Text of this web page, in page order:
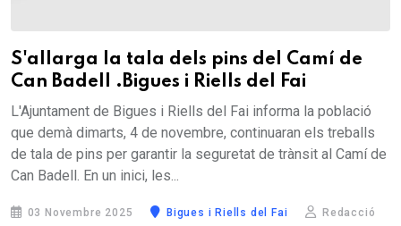
S'allarga la tala dels pins del Camí de
Can Badell .Bigues i Riells del Fai
L'Ajuntament de Bigues i Riells del Fai informa la població
que demà dimarts, 4 de novembre, continuaran els treballs
de tala de pins per garantir la seguretat de trànsit al Camí de
Can Badell. En un inici, les...
03 Novembre 2025 Bigues i Riells del Fai Redacció